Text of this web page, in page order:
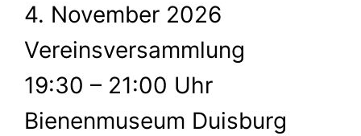
4. November 2026
Vereinsversammlung
19:30 – 21:00 Uhr
Bienenmuseum Duisburg